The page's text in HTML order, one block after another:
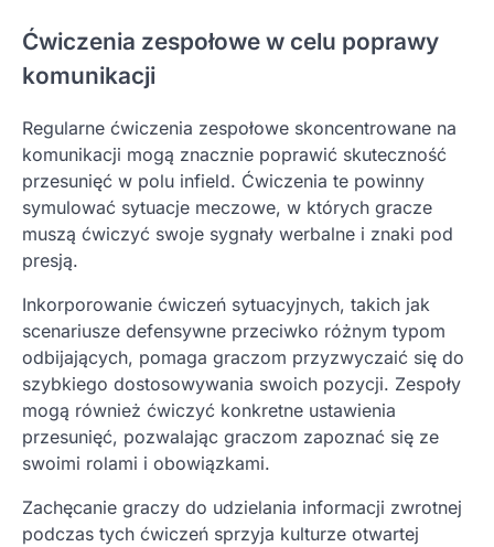
Ćwiczenia zespołowe w celu poprawy
komunikacji
Regularne ćwiczenia zespołowe skoncentrowane na
komunikacji mogą znacznie poprawić skuteczność
przesunięć w polu infield. Ćwiczenia te powinny
symulować sytuacje meczowe, w których gracze
muszą ćwiczyć swoje sygnały werbalne i znaki pod
presją.
Inkorporowanie ćwiczeń sytuacyjnych, takich jak
scenariusze defensywne przeciwko różnym typom
odbijających, pomaga graczom przyzwyczaić się do
szybkiego dostosowywania swoich pozycji. Zespoły
mogą również ćwiczyć konkretne ustawienia
przesunięć, pozwalając graczom zapoznać się ze
swoimi rolami i obowiązkami.
Zachęcanie graczy do udzielania informacji zwrotnej
podczas tych ćwiczeń sprzyja kulturze otwartej